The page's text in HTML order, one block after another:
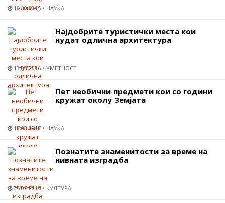
19.10.2015 НАУКА
Најдобрите туристички места кои
нудат одлична архитектура
13.03.2016 УМЕТНОСТ
Пет необични предмети кои со години
кружат околу Земјата
17.03.2017 НАУКА
Познатите знаменитости за време на
нивната изградба
05.06.2015 КУЛТУРА